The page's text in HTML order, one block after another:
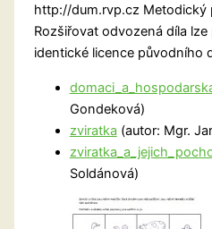
http://dum.rvp.cz Metodický
Rozšiřovat odvozená díla
identické licence původního
Gondeková)
zviratka (autor: Mgr.
Soldánová)